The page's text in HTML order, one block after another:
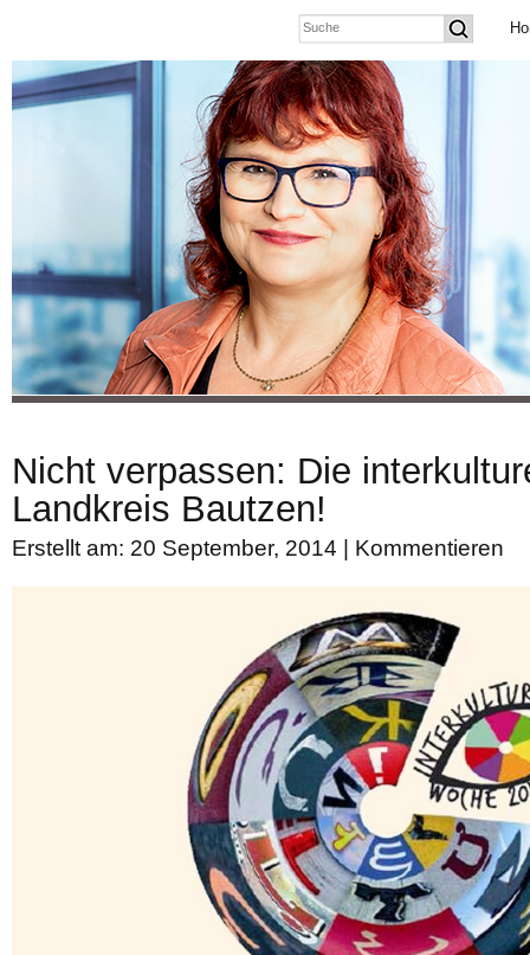
Nicht verpassen: Die
Landkreis Bautzen!
Erstellt am: 20 September, 2014 | Kommentieren